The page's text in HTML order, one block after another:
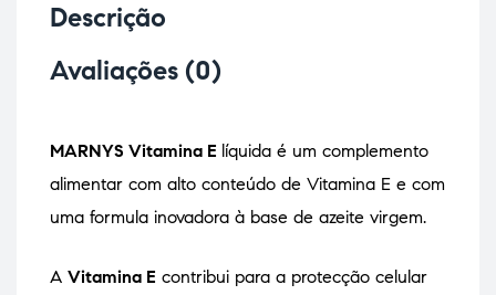
Descrição
Avaliações (0)
MARNYS Vitamina E líquida é um complemento
alimentar com alto conteúdo de Vitamina E e com
uma formula inovadora à base de azeite virgem.
A Vitamina E contribui para a protecção celular